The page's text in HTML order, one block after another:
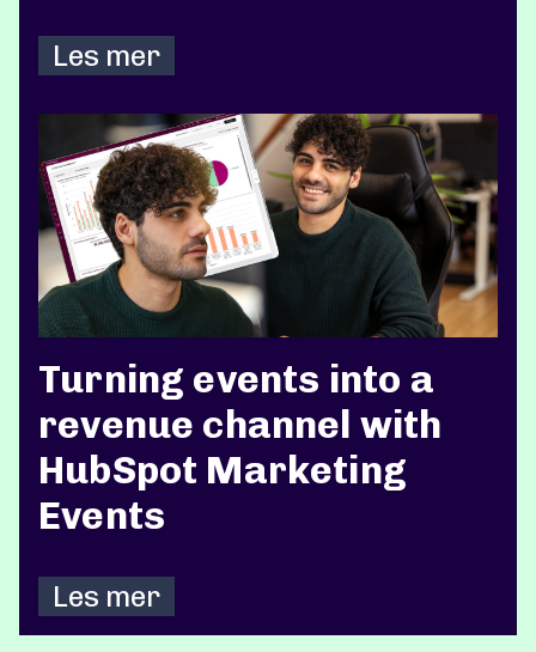
Les mer
Turning events into a
revenue channel with
HubSpot Marketing
Events
Les mer